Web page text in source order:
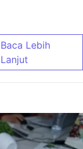
Terdekat
Baca Lebih
Lanjut